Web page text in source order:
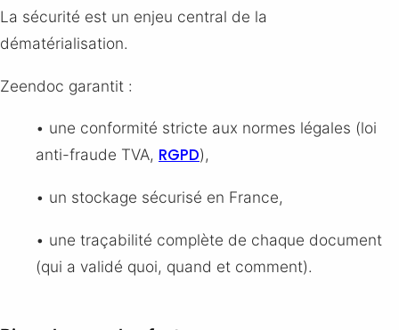
La sécurité est un enjeu central de la
dématérialisation.
Zeendoc garantit :
• une conformité stricte aux normes légales (loi
anti-fraude TVA, RGPD),
• un stockage sécurisé en France,
• une traçabilité complète de chaque document
(qui a validé quoi, quand et comment).